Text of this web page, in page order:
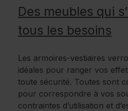
Des meubles qui
tous les besoins
Les armoires-vestiaires
idéales pour ranger vos
toute sécurité. Toutes sont
pour correspondre à vos
contraintes d’utilisation et